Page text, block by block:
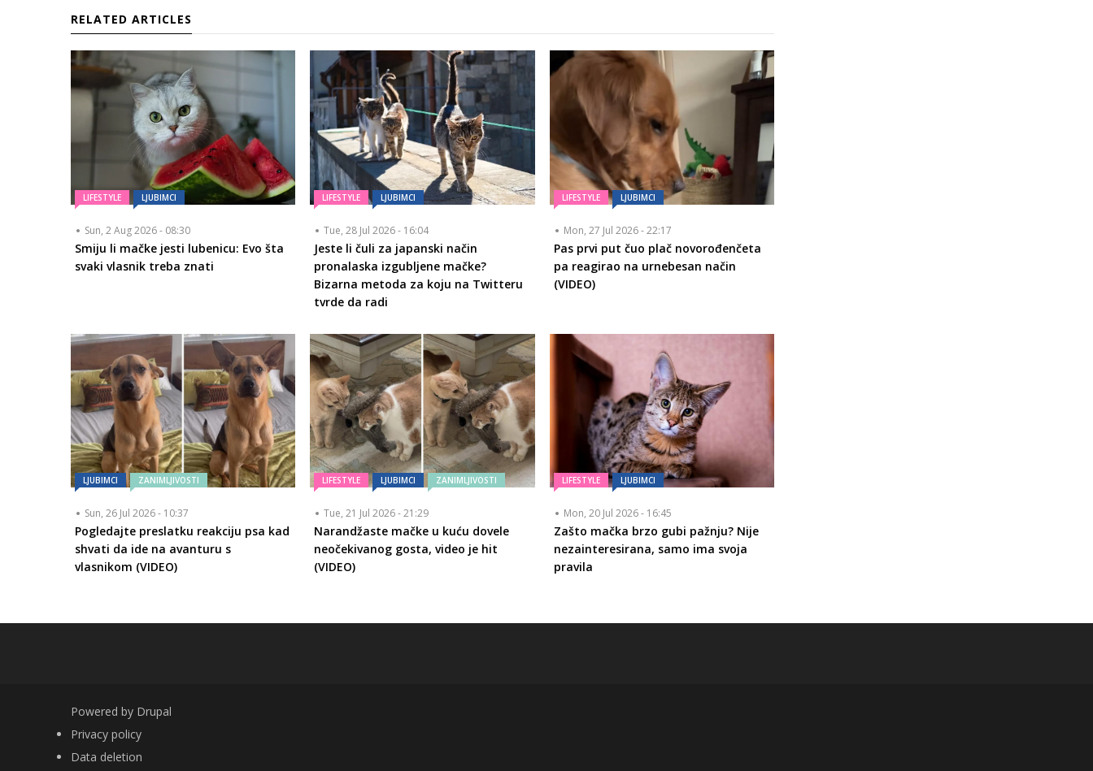
RELATED ARTICLES
LIFESTYLE LJUBIMCI
Sun, 2 Aug 2026 - 08:30
Smiju li mačke jesti lubenicu: Evo šta
svaki vlasnik treba znati
LIFESTYLE LJUBIMCI
Tue, 28 Jul 2026 - 16:04
Jeste li čuli za japanski način
pronalaska izgubljene mačke?
Bizarna metoda za koju na Twitteru
tvrde da radi
LIFESTYLE LJUBIMCI
Mon, 27 Jul 2026 - 22:17
Pas prvi put čuo plač novorođenčeta
pa reagirao na urnebesan način
(VIDEO)
LJUBIMCI ZANIMLJIVOSTI
Sun, 26 Jul 2026 - 10:37
Pogledajte preslatku reakciju psa kad
shvati da ide na avanturu s
vlasnikom (VIDEO)
LIFESTYLE LJUBIMCI ZANIMLJIVOSTI
Tue, 21 Jul 2026 - 21:29
Narandžaste mačke u kuću dovele
neočekivanog gosta, video je hit
(VIDEO)
LIFESTYLE LJUBIMCI
Mon, 20 Jul 2026 - 16:45
Zašto mačka brzo gubi pažnju? Nije
nezainteresirana, samo ima svoja
pravila
Powered by Drupal
FOOTER
Privacy policy
Data deletion